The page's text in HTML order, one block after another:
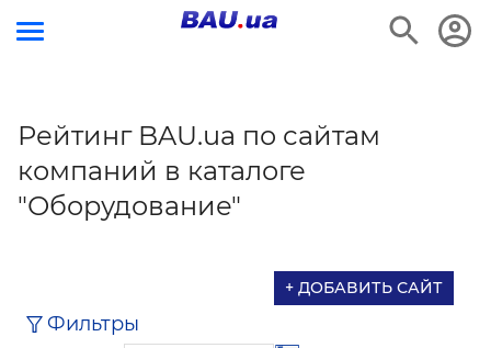
Рейтинг BAU.ua по сайтам
компаний в каталоге
"Оборудование"
+ ДОБАВИТЬ САЙТ
Фильтры